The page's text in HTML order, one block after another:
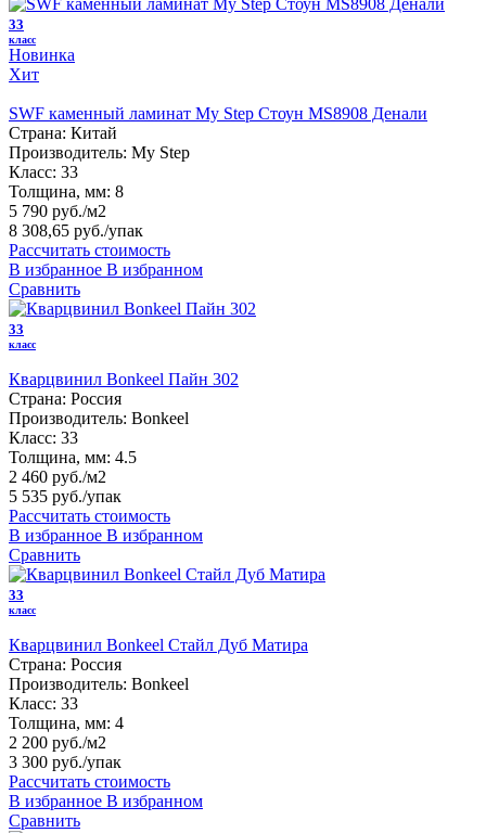
33
класс
Новинка
Хит
SWF каменный ламинат My Step Стоун MS8908 Денали
Страна: Китай
Производитель: My Step
Класс: 33
Толщина, мм: 8
5 790 руб./м2
8 308,65 руб./упак
Рассчитать стоимость
В избранное В избранном
Сравнить
33
класс
Кварцвинил Bonkeel Пайн 302
Страна: Россия
Производитель: Bonkeel
Класс: 33
Толщина, мм: 4.5
2 460 руб./м2
5 535 руб./упак
Рассчитать стоимость
В избранное В избранном
Сравнить
33
класс
Кварцвинил Bonkeel Стайл Дуб Матира
Страна: Россия
Производитель: Bonkeel
Класс: 33
Толщина, мм: 4
2 200 руб./м2
3 300 руб./упак
Рассчитать стоимость
В избранное В избранном
Сравнить